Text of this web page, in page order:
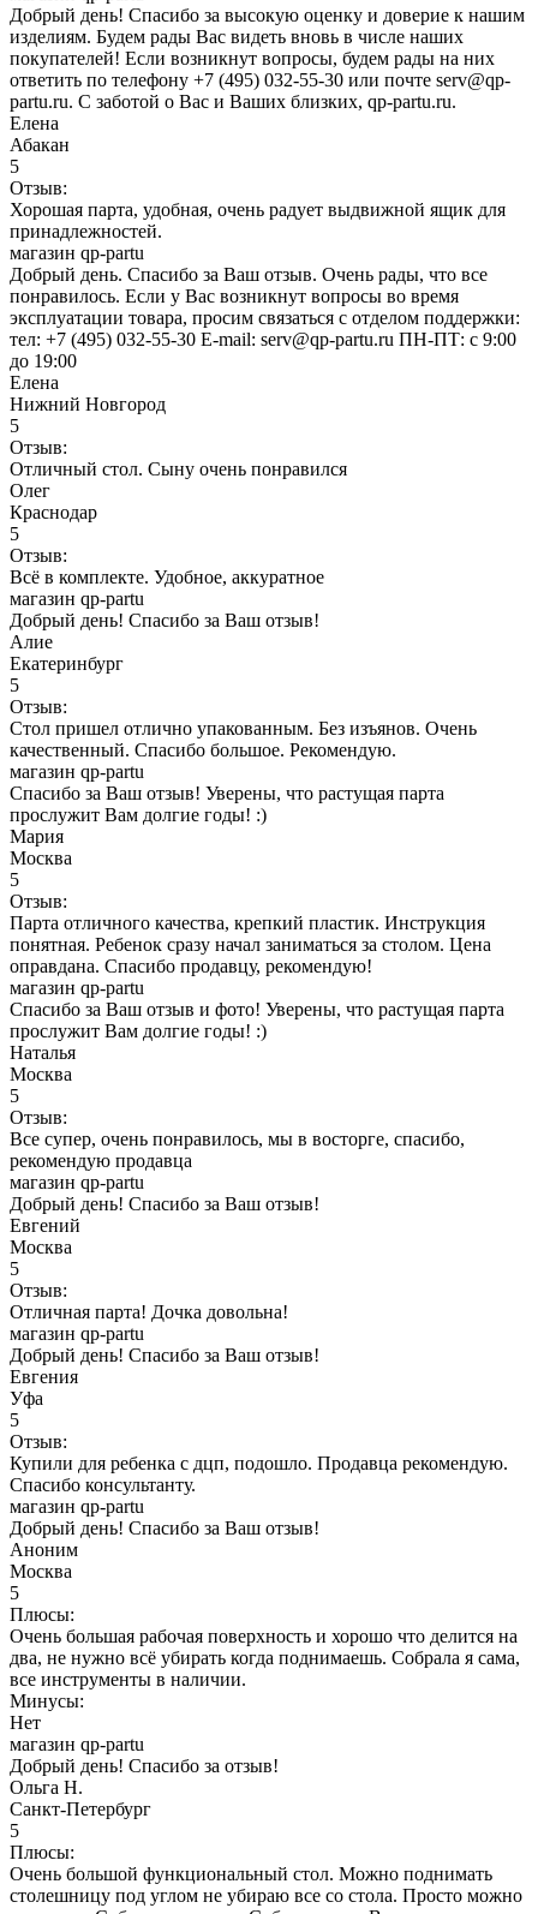
Добрый день! Спасибо за высокую оценку и доверие к нашим
изделиям. Будем рады Вас видеть вновь в числе наших
покупателей! Если возникнут вопросы, будем рады на них
ответить по телефону +7 (495) 032-55-30 или почте serv@qp-
partu.ru. С заботой о Вас и Ваших близких, qp-partu.ru.
Елена
Абакан
5
Отзыв:
Хорошая парта, удобная, очень радует выдвижной ящик для
принадлежностей.
магазин qp-partu
Добрый день. Спасибо за Ваш отзыв. Очень рады, что все
понравилось. Если у Вас возникнут вопросы во время
эксплуатации товара, просим связаться с отделом поддержки:
тел: +7 (495) 032-55-30 E-mail: serv@qp-partu.ru ПН-ПТ: с 9:00
до 19:00
Елена
Нижний Новгород
5
Отзыв:
Отличный стол. Сыну очень понравился
Олег
Краснодар
5
Отзыв:
Всё в комплекте. Удобное, аккуратное
магазин qp-partu
Добрый день! Спасибо за Ваш отзыв!
Алие
Екатеринбург
5
Отзыв:
Стол пришел отлично упакованным. Без изъянов. Очень
качественный. Спасибо большое. Рекомендую.
магазин qp-partu
Спасибо за Ваш отзыв! Уверены, что растущая парта
прослужит Вам долгие годы! :)
Мария
Москва
5
Отзыв:
Парта отличного качества, крепкий пластик. Инструкция
понятная. Ребенок сразу начал заниматься за столом. Цена
оправдана. Спасибо продавцу, рекомендую!
магазин qp-partu
Спасибо за Ваш отзыв и фото! Уверены, что растущая парта
прослужит Вам долгие годы! :)
Наталья
Москва
5
Отзыв:
Все супер, очень понравилось, мы в восторге, спасибо,
рекомендую продавца
магазин qp-partu
Добрый день! Спасибо за Ваш отзыв!
Евгений
Москва
5
Отзыв:
Отличная парта! Дочка довольна!
магазин qp-partu
Добрый день! Спасибо за Ваш отзыв!
Евгения
Уфа
5
Отзыв:
Купили для ребенка с дцп, подошло. Продавца рекомендую.
Спасибо консультанту.
магазин qp-partu
Добрый день! Спасибо за Ваш отзыв!
Аноним
Москва
5
Плюсы:
Очень большая рабочая поверхность и хорошо что делится на
два, не нужно всё убирать когда поднимаешь. Собрала я сама,
все инструменты в наличии.
Минусы:
Нет
магазин qp-partu
Добрый день! Спасибо за отзыв!
Ольга Н.
Санкт-Петербург
5
Плюсы:
Очень большой функциональный стол. Можно поднимать
столешницу под углом не убираю все со стола. Просто можно